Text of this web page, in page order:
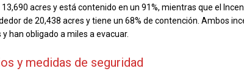
acres y está contenido en un 91%, mientras que el
de 20,438 acres y tiene un 68% de contención. Ambos
han obligado a miles a evacuar.
y medidas de seguridad